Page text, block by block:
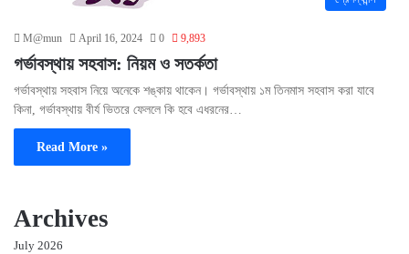
M@mun April 16, 2024 0 9,893
গর্ভাবস্থায় সহবাস: নিয়ম ও সতর্কতা
গর্ভাবস্থায় সহবাস নিয়ে অনেকে শঙ্কায় থাকেন। গর্ভাবস্থায় ১ম তিনমাস সহবাস করা যাবে
কিনা, গর্ভাবস্থায় বীর্য ভিতরে ফেললে কি হবে এধরনের…
Read More »
Archives
July 2026